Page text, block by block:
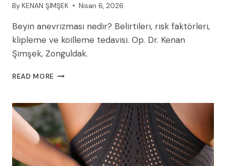
By KENAN ŞİMŞEK Nisan 6, 2026
Beyin anevrizması nedir? Belirtileri, risk faktörleri,
klipleme ve koilleme tedavisi. Op. Dr. Kenan
Şimşek, Zonguldak.
READ MORE BEYIN
BELIRTILERI
VE
TEDAVI
YÖNTEMLERI
(2026
REHBERI)